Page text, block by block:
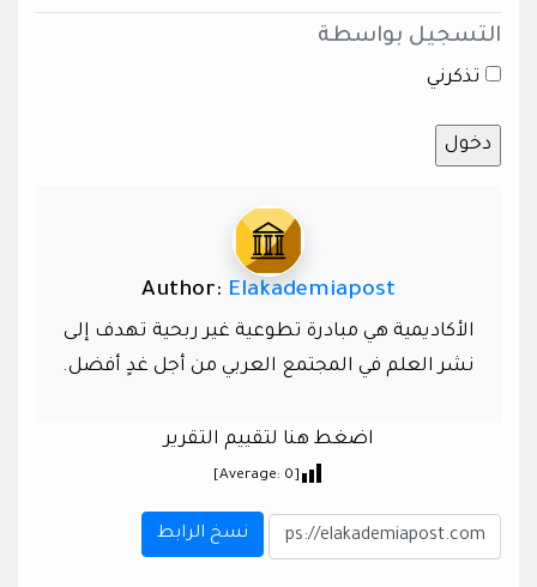
التسجيل بواسطة
تذكرني
Author: Elakademiapost
الأكاديمية هي مبادرة تطوعية غير ربحية تهدف إلى
نشر العلم في المجتمع العربي من أجل غدٍ أفضل.
اضغط هنا لتقييم التقرير
[Average:
0
]
نسخ الرابط